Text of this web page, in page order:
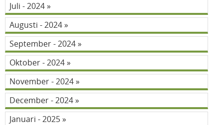
Juli - 2024
Augusti - 2024
September - 2024
Oktober - 2024
November - 2024
December - 2024
Januari - 2025